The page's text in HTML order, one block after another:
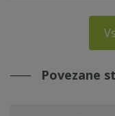
Povezane